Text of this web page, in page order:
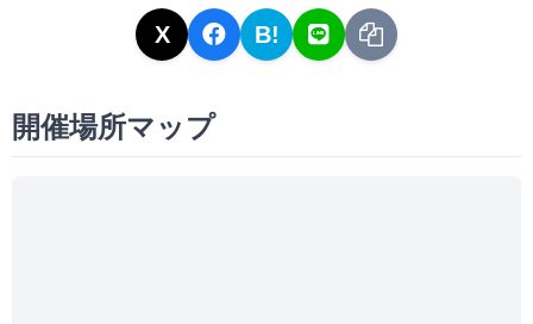
X B!
開催場所マップ